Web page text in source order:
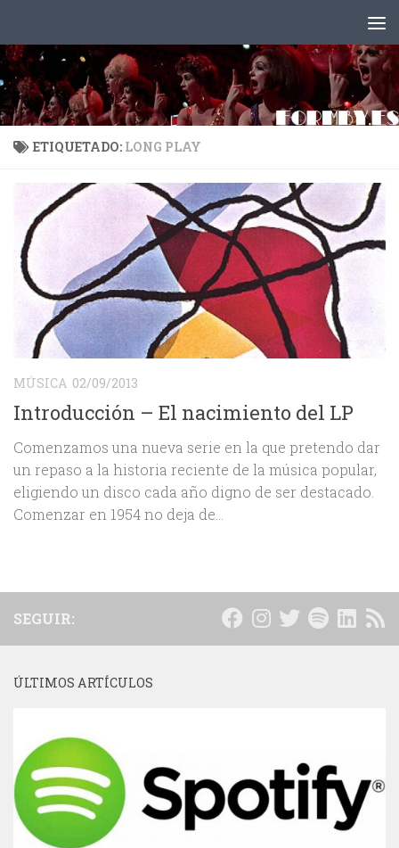
ETIQUETADO: LONG PLAY
MÚSICA 02/09/2013
Introducción – El nacimiento del LP
Comenzamos una nueva serie en la que pretendo dar
un repaso a la historia reciente de la música popular,
eligiendo un disco cada año digno de ser destacado.
Comenzar en 1954 no deja de...
SEGUIR:
ÚLTIMOS ARTÍCULOS